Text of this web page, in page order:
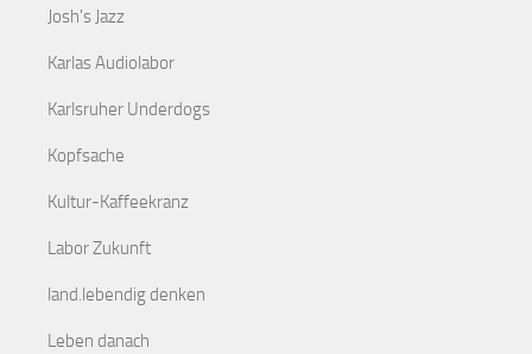
Josh's Jazz
Karlas Audiolabor
Karlsruher Underdogs
Kopfsache
Kultur-Kaffeekranz
Labor Zukunft
land.lebendig denken
Leben danach